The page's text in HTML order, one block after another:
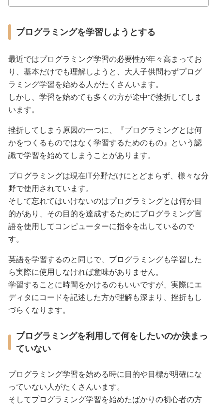
プログラミングを学習しようとする
最近ではプログラミング学習の必要性が年々高まってお
り、基本だけでも理解しようと、大人子供問わずプログ
ラミング学習を始める人がたくさんいます。
しかし、学習を始めても多くの方が途中で挫折してしま
います。
挫折してしまう原因の一つに、『プログラミングとは何
かをつくるものではなく学習するためのもの』という認
識で学習を始めてしまうことがあります。
プログラミングは現在IT分野だけにとどまらず、様々な分
野で使用されています。
そして忘れてはいけないのはプログラミングとは何か目
的があり、その目的を達成するためにプログラミング言
語を使用してコンピューターに指令を出しているので
す。
英語を学習するのと同じで、プログラミングも学習した
ら実際に使用しなければ意味がありません。
学習することに時間をかけるのもいいですが、実際にエ
ディタにコードを記述した方が理解も深まり、挫折もし
づらくなります。
プログラミングを利用して何をしたいのか決まっ
ていない
プログラミング学習を始める時に目的や目標が明確にな
っていない人がたくさんいます。
そしてプログラミング学習を始めたばかりの初心者の方